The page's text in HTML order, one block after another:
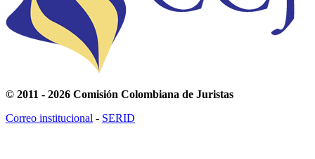
© 2011 - 2026 Comisión Colombiana de Juristas
Correo institucional - SERID